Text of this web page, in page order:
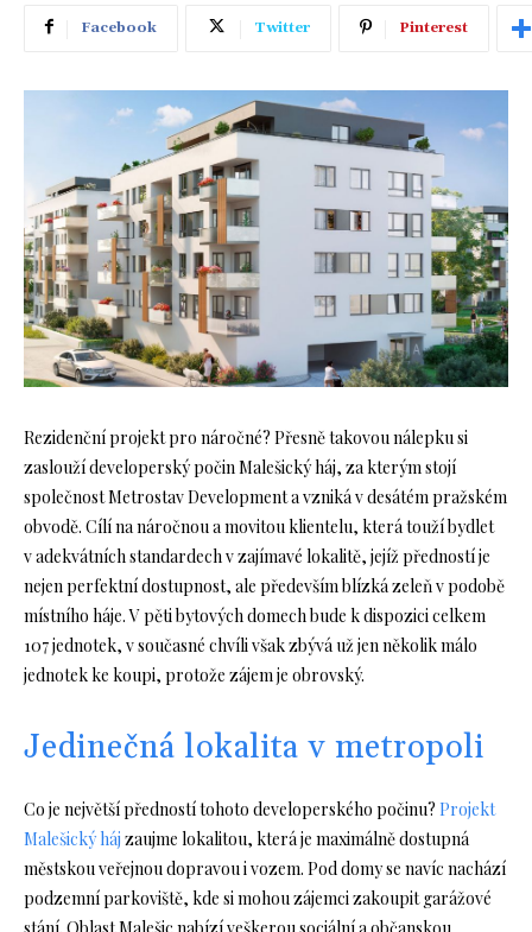
Facebook Twitter Pinterest
Rezidenční projekt pro náročné? Přesně takovou nálepku si
zaslouží developerský počin Malešický háj, za kterým stojí
společnost Metrostav Development a vzniká v desátém pražském
obvodě. Cílí na náročnou a movitou klientelu, která touží bydlet
v adekvátních standardech v zajímavé lokalitě, jejíž předností je
nejen perfektní dostupnost, ale především blízká zeleň v podobě
místního háje. V pěti bytových domech bude k dispozici celkem
107 jednotek, v současné chvíli však zbývá už jen několik málo
jednotek ke koupi, protože zájem je obrovský.
Jedinečná lokalita v metropoli
Co je největší předností tohoto developerského počinu? Projekt
Malešický háj zaujme lokalitou, která je maximálně dostupná
městskou veřejnou dopravou i vozem. Pod domy se navíc nachází
podzemní parkoviště, kde si mohou zájemci zakoupit garážové